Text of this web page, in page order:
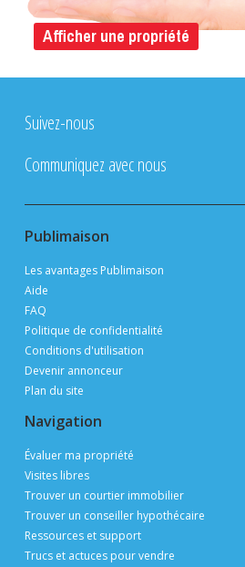
Afficher une propriété
Suivez-nous
Communiquez avec nous
Publimaison
Les avantages Publimaison
Aide
FAQ
Politique de confidentialité
Conditions d'utilisation
Devenir annonceur
Plan du site
Navigation
Évaluer ma propriété
Visites libres
Trouver un courtier immobilier
Trouver un conseiller hypothécaire
Ressources et support
Trucs et actuces pour vendre